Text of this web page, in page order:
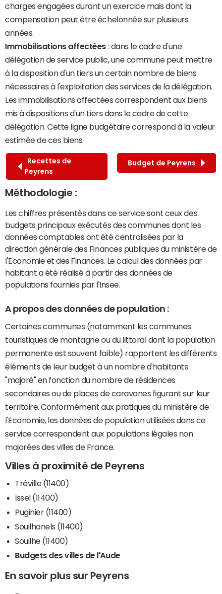
charges engagées durant un exercice mais dont la
compensation peut être échelonnée sur plusieurs
années.
Immobilisations affectées : dans le cadre d'une
délégation de service public, une commune peut mettre
à la disposition d'un tiers un certain nombre de biens
nécessaires à l'exploitation des services de la délégation.
Les immobilisations affectées correspondent aux biens
mis à dispositions d'un tiers dans le cadre de cette
délégation. Cette ligne budgétaire correspond à la valeur
estimée de ces biens.
Recettes de
Peyrens
Budget de Peyrens
Méthodologie :
Les chiffres présentés dans ce service sont ceux des
budgets principaux exécutés des communes dont les
données comptables ont été centralisées par la
direction générale des Finances publiques du ministère de
l'Economie et des Finances. Le calcul des données par
habitant a été réalisé à partir des données de
populations fournies par l'Insee.
A propos des données de population :
Certaines communes (notamment les communes
touristiques de montagne ou du littoral dont la population
permanente est souvent faible) rapportent les différents
éléments de leur budget à un nombre d'habitants
"majoré" en fonction du nombre de résidences
secondaires ou de places de caravanes figurant sur leur
territoire. Conformément aux pratiques du ministère de
l'Economie, les données de population utilisées dans ce
service correspondent aux populations légales non
majorées des villes de France.
Villes à proximité de Peyrens
Tréville (11400)
Issel (11400)
Puginier (11400)
Souilhanels (11400)
Souilhe (11400)
Budgets des villes de l'Aude
En savoir plus sur Peyrens